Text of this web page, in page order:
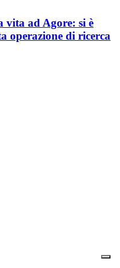
vita ad Agore: si è
operazione di ricerca